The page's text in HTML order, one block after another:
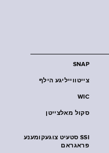
SNAP
צייטווייליגע הילף
WIC
סקול מאלצייטן
SSI סטעיט צוגעקומענע
פראגראם